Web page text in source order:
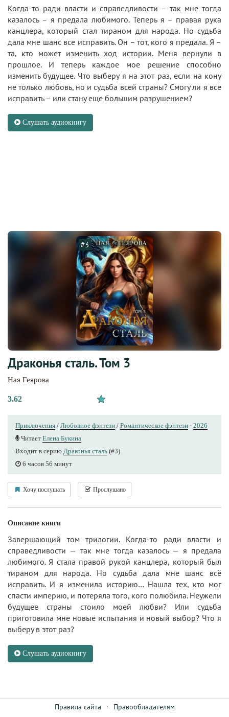
Когда-то ради власти и справедливости – так мне тогда
казалось – я предала любимого. Теперь я – правая рука
канцлера, который стал тираном для народа. Но судьба
дала мне шанс все исправить. Он – тот, кого я предала. Я –
та, кто может изменить ход истории. Меня вернули в
прошлое. И теперь каждое мое решение способно
изменить будущее. Что выберу я на этот раз, если на кону
не только любовь, но и судьба всей страны? Смогу ли я все
исправить – или стану еще большим разрушением?
Слушать аудиокнигу
#3
Драконья сталь. Том 3
Ная Геярова
3.62
Приключения / Любовное фэнтези / Романтическое фэнтези · 2026
Читает Елена Букина
Входит в серию Драконья сталь (#3)
6 часов 56 минут
Хочу послушать Прослушано
Описание книги
Завершающий том трилогии. Когда-то ради власти и
справедливости — так мне тогда казалось — я предала
любимого. Я стала правой рукой канцлера, который был
тираном для народа. Но судьба дала мне шанс всё
исправить. И я изменила историю… Нашла тех, кто мог
спасти империю, и потеряла того, кого полюбила. Неужели
будущее страны стоило моей любви? Или судьба
приготовила мне новые испытания и новый выбор? Что я
выберу в этот раз?
Слушать аудиокнигу
Правила сайта ·
Правообладателям